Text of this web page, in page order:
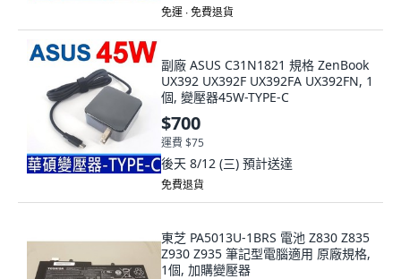
免運 ∙ 免費退貨
副廠 ASUS C31N1821 規格 ZenBook
UX392 UX392F UX392FA UX392FN, 1
個, 變壓器45W-TYPE-C
$700
運費 $75
後天 8/12 (三) 預計送達
免費退貨
東芝 PA5013U-1BRS 電池 Z830 Z835
Z930 Z935 筆記型電腦適用 原廠規格,
1個, 加購變壓器